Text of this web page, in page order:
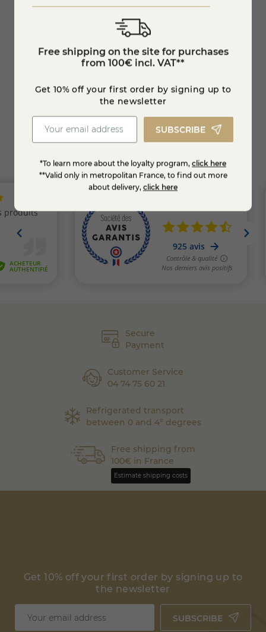
Extra Quetsch Jam
€6.95
Add to cart
Secure
Payment
Customer Service
04 74 75 60 21
Refrigerated transport
between 0 and 4° degrees
Free shipping from
100€ in France
Estimate shipping costs
Get 10% off your first order by signing up to
the newsletter
SUBSCRIBE
Free shipping on the site for purchases
from 100€ incl. VAT**
Get 10% off your first order by signing up to
the newsletter
SUBSCRIBE
*To learn more about the loyalty program, click here
**Valid only in metropolitan France, to find out more
about delivery, click here